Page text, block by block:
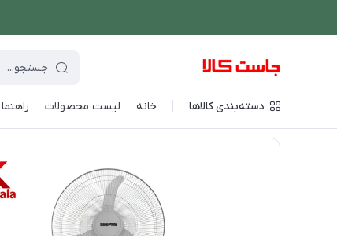
دسته‌بندی کالاها خانه لیست محصولات راهنما
فروشگاه اینترنتی جاست کالا سرمایش و گرمایش پنکه